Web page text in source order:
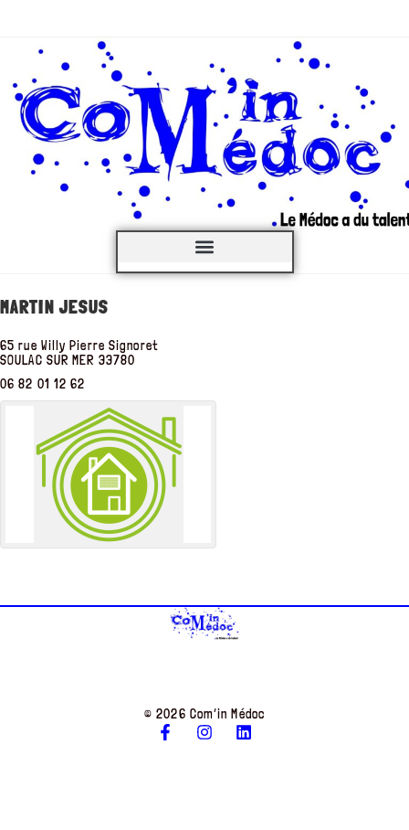
MARTIN JESUS
65 rue Willy Pierre Signoret
SOULAC SUR MER 33780
06 82 01 12 62
© 2026 Com’in Médoc